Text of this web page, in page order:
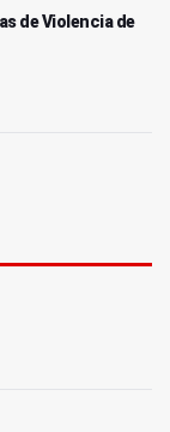
de Violencia de